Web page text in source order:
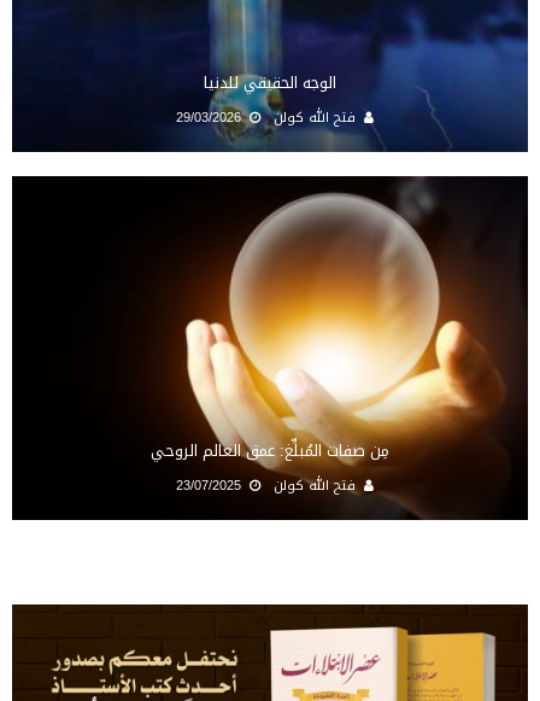
الوجه الحقيقي للدنيا
فتح الله كولن 29/03/2026
مِن صفات المُبلِّغ: عمق العالم الروحي
فتح الله كولن 23/07/2025